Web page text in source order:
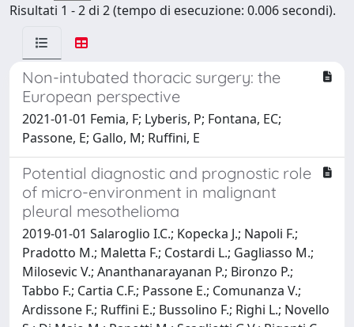
Risultati 1 - 2 di 2 (tempo di esecuzione: 0.006 secondi).
Non-intubated thoracic surgery: the
European perspective
2021-01-01 Femia, F; Lyberis, P; Fontana, EC;
Passone, E; Gallo, M; Ruffini, E
Potential diagnostic and prognostic role
of micro-environment in malignant
pleural mesothelioma
2019-01-01 Salaroglio I.C.; Kopecka J.; Napoli F.;
Pradotto M.; Maletta F.; Costardi L.; Gagliasso M.;
Milosevic V.; Ananthanarayanan P.; Bironzo P.;
Tabbo F.; Cartia C.F.; Passone E.; Comunanza V.;
Ardissone F.; Ruffini E.; Bussolino F.; Righi L.; Novello